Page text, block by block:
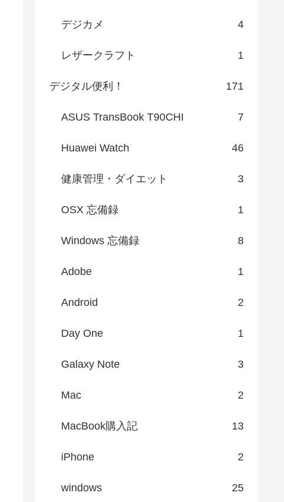
デジカメ 4
レザークラフト 1
デジタル便利！ 171
ASUS TransBook T90CHI 7
Huawei Watch 46
健康管理・ダイエット 3
OSX 忘備録 1
Windows 忘備録 8
Adobe 1
Android 2
Day One 1
Galaxy Note 3
Mac 2
MacBook購入記 13
iPhone 2
windows 25